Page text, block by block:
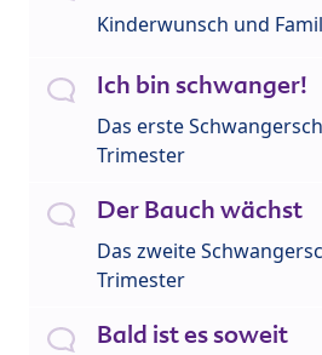
Kinderwunsch und
Ich bin schwanger!
Das erste
Trimester
Der Bauch wächst
Das zweite
Trimester
Bald ist es soweit